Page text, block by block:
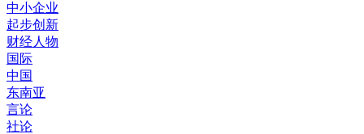
中小企业
起步创新
财经人物
国际
中国
东南亚
言论
社论